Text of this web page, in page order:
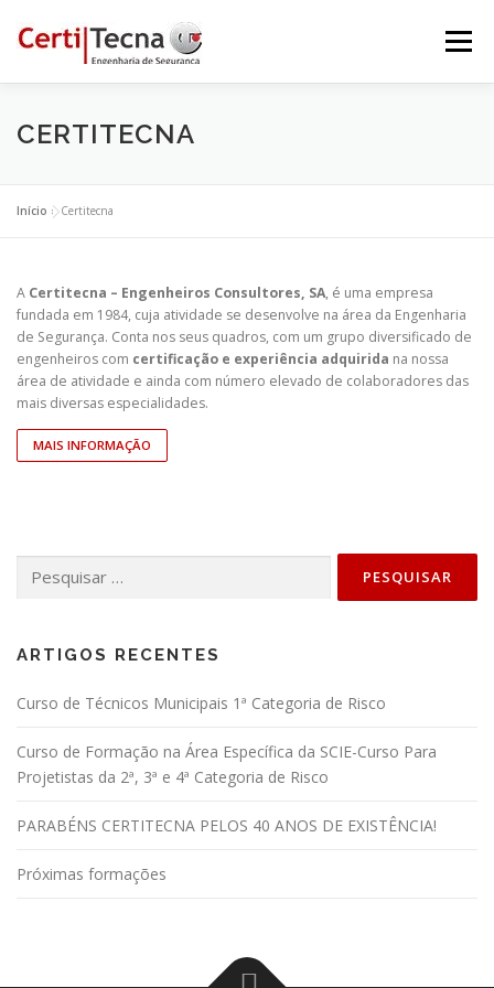
para
conteúdo
Menu
INÍCIO QUEM SOMOS
CERTIFICAÇÕES
NOTÍCIAS CONTACTOS
CERTITECNA
Início »Certitecna
A Certitecna – Engenheiros Consultores, SA, é uma empresa
fundada em 1984, cuja atividade se desenvolve na área da Engenharia
de Segurança. Conta nos seus quadros, com um grupo diversificado de
engenheiros com certificação e experiência adquirida na nossa
área de atividade e ainda com número elevado de colaboradores das
mais diversas especialidades.
MAIS INFORMAÇÃO
por:
ARTIGOS RECENTES
Curso de Técnicos Municipais 1ª Categoria de Risco
Curso de Formação na Área Específica da SCIE-Curso Para
Projetistas da 2ª, 3ª e 4ª Categoria de Risco
PARABÉNS CERTITECNA PELOS 40 ANOS DE EXISTÊNCIA!
Próximas formações